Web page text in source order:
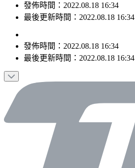
發佈時間：2022.08.18 16:34
最後更新時間：2022.08.18 16:34
發佈時間： 2022.08.18 16:34
最後更新時間： 2022.08.18 16:34